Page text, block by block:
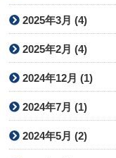
2025年3月 (4)
2025年2月 (4)
2024年12月 (1)
2024年7月 (1)
2024年5月 (2)